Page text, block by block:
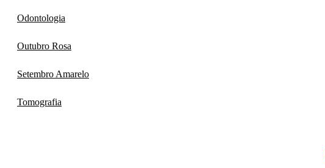
Odontologia
Outubro Rosa
Setembro Amarelo
Tomografia